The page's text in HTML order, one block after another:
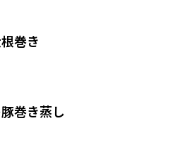
巻き
巻き蒸し